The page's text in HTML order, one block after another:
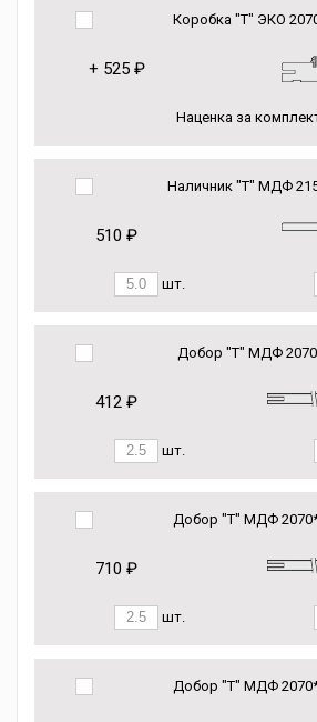
Коробка "Т" ЭКО
+ 525 ₽
Наценка за
Наличник "Т" МДФ
510 ₽
шт.
Добор "Т" МДФ
412 ₽
шт.
Добор "Т" МДФ
710 ₽
шт.
Добор "Т" МДФ